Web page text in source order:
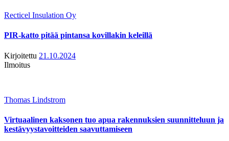
Recticel Insulation Oy
PIR-katto pitää pintansa kovillakin keleillä
Kirjoitettu 21.10.2024
Ilmoitus
Thomas Lindstrom
Virtuaalinen kaksonen tuo apua rakennuksien suunnitteluun ja
kestävyystavoitteiden saavuttamiseen